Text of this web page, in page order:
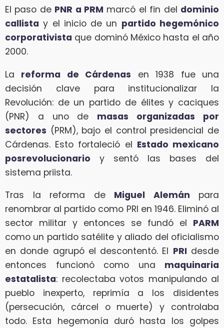
El paso de PNR a PRM marcó el fin del dominio
callista y el inicio de un partido hegemónico
corporativista que dominó México hasta el año
2000.
La reforma de Cárdenas en 1938 fue una
decisión clave para institucionalizar la
Revolución: de un partido de élites y caciques
(PNR) a uno de masas organizadas por
sectores (PRM), bajo el control presidencial de
Cárdenas. Esto fortaleció el Estado mexicano
posrevolucionario y sentó las bases del
sistema priista.
Tras la reforma de Miguel Alemán para
renombrar al partido como PRI en 1946. Eliminó al
sector militar y entonces se fundó el PARM
como un partido satélite y aliado del oficialismo
en donde agrupó el descontentó. El PRI desde
entonces funcionó como una maquinaria
estatalista: recolectaba votos manipulando al
pueblo inexperto, reprimía a los disidentes
(persecución, cárcel o muerte) y controlaba
todo. Esta hegemonía duró hasta los golpes